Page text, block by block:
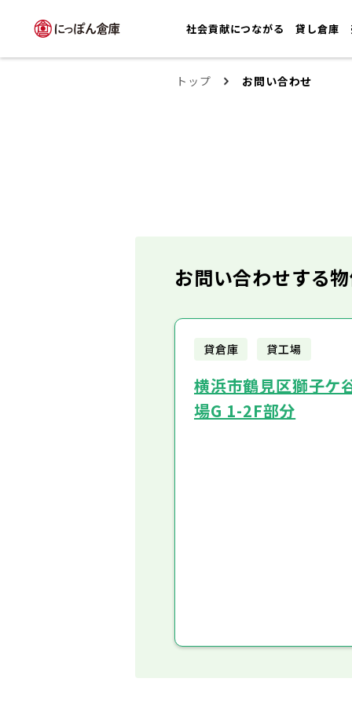
社会貢献につながる 貸し倉庫
トップ お問い合わせ
お問い合わせする
貸倉庫 貸工場
横浜市鶴見区獅子ケ
場G 1-2F部分